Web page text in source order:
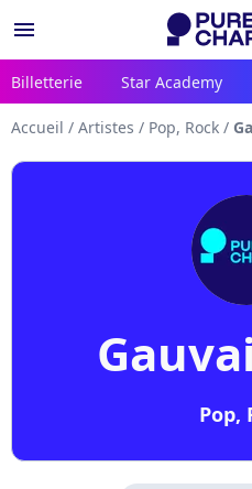
menu
Billetterie Star Academy
Accueil / Artistes / Pop, Rock /
Pop,